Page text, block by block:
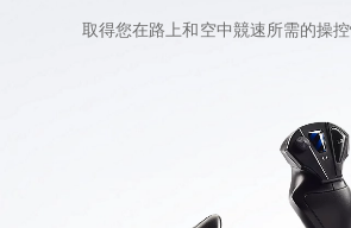
取得您在路上和空中競速所需的操控